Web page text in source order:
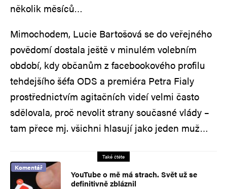
několik měsíců…
Mimochodem, Lucie Bartošová se do veřejného
povědomí dostala ještě v minulém volebním
období, kdy občanům z facebookového profilu
tehdejšího šéfa ODS a premiéra Petra Fialy
prostřednictvím agitačních videí velmi často
sdělovala, proč nevolit strany současné vlády –
tam přece mj. všichni hlasují jako jeden muž…
Také čtěte
Komentář
YouTube o mě má strach. Svět už se
definitivně zbláznil